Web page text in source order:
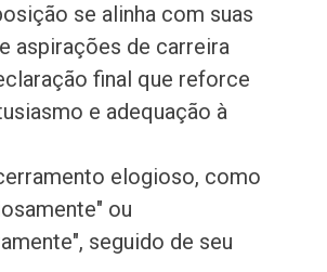
se alinha com suas
aspirações de carreira
final que reforce
e adequação à
elogioso, como
ou
seguido de seu